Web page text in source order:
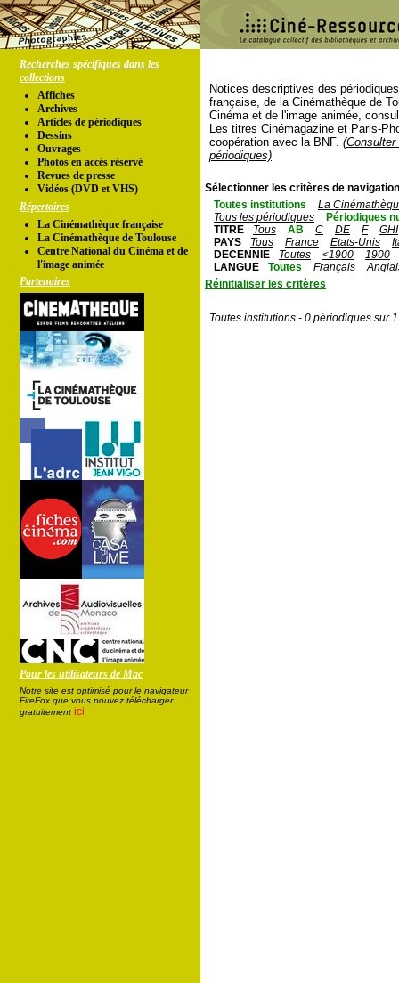
Recherches spécifiques dans les
collections
Affiches
Archives
Articles de périodiques
Dessins
Ouvrages
Photos en accés réservé
Revues de presse
Vidéos (DVD et VHS)
Répertoires
La Cinémathèque française
La Cinémathèque de Toulouse
Centre National du Cinéma et de
l'image animée
Partenaires
Pour les utilisateurs de Mac
Notre site est optimisé pour le navigateur
FireFox que vous pouvez télécharger
gratuitement ici
Notices descriptives des
française, de la Cinémathèque de
Cinéma et de l'image animée,
Les titres Cinémagazine et Paris-
coopération avec la BNF.
périodiques)
Sélectionner les critères de
Toutes institutions
La
Tous les périodiques
Périodiques
TITRE
Tous AB C DE F
GHI
PAYS
Tous France Etats-Unis
DECENNIE
Toutes <1900
1900
LANGUE
Toutes Français
Réinitialiser les critères
Toutes institutions - 0 périodiques sur